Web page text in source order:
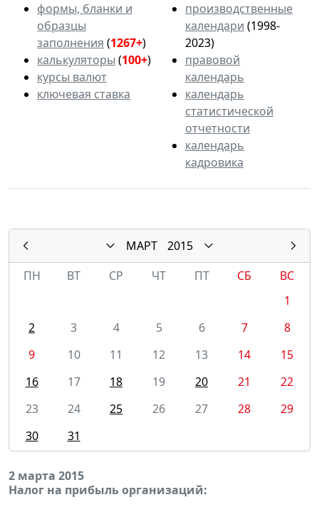
формы, бланки и
образцы
заполнения (1267+)
калькуляторы (100+)
курсы валют
ключевая ставка
производственные
календари (1998-
2023)
правовой
календарь
календарь
статистической
отчетности
календарь
кадровика
МАРТ
2015
ПН
ВТ СР ЧТ ПТ СБ
ВС
1
2
3 4 5 6 7
8
9
10 11 12 13 14
15
16
17 18 19 20 21
22
23
24 25 26 27 28
29
30
31
2 марта 2015
Налог на прибыль организаций: